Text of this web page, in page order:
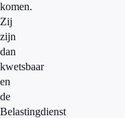
komen.
Zij
zijn
dan
kwetsbaar
en
de
Belastingdienst